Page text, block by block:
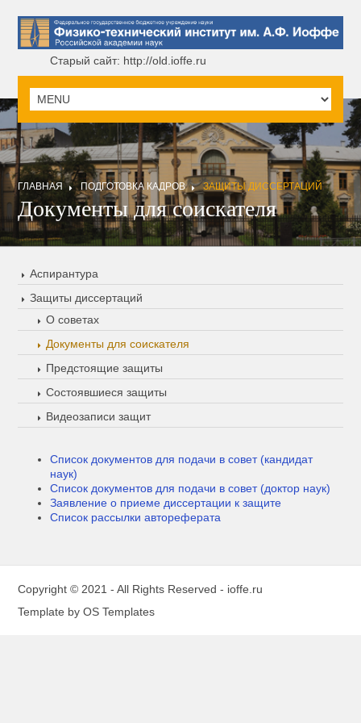
Старый сайт: http://old.ioffe.ru
ГЛАВНАЯ ПОДГОТОВКА КАДРОВ ЗАЩИТЫ ДИССЕРТАЦИЙ
Документы для соискателя
Аспирантура
Защиты диссертаций
О советах
Документы для соискателя
Предстоящие защиты
Состоявшиеся защиты
Видеозаписи защит
Список документов для подачи в совет (кандидат
наук)
Список документов для подачи в совет (доктор наук)
Заявление о приеме диссертации к защите
Список рассылки автореферата
Copyright © 2021 - All Rights Reserved - ioffe.ru
Template byOS Templates